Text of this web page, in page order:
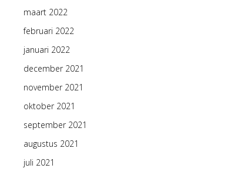
maart 2022
februari 2022
januari 2022
december 2021
november 2021
oktober 2021
september 2021
augustus 2021
juli 2021